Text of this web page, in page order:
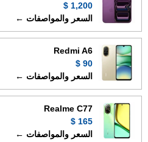
1,200 $
السعر والمواصفات ←
Redmi A6
90 $
السعر والمواصفات ←
Realme C77
165 $
السعر والمواصفات ←